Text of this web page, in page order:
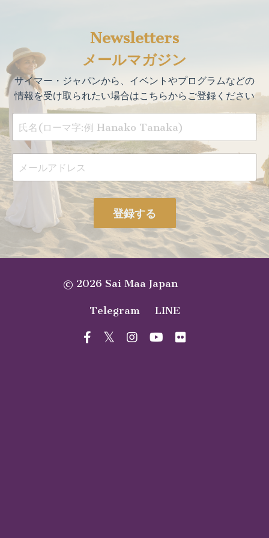
Newsletters
メールマガジン
サイマー・ジャパンから、イベントやプログラムなどの
情報を受け取られたい場合はこちらからご登録ください
登録する
© 2026 Sai Maa Japan
Telegram LINE